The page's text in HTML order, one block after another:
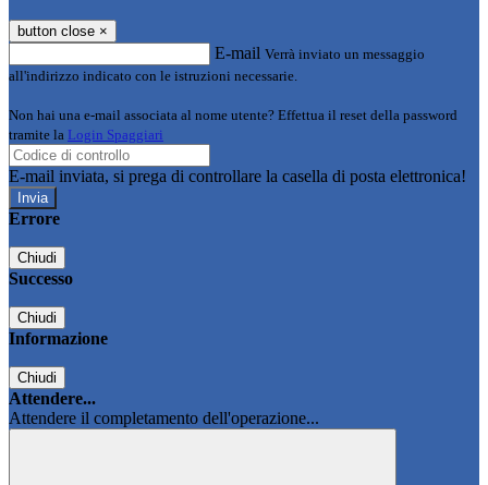
button close ×
E-mail Verrà inviato un messaggio
all'indirizzo indicato con le istruzioni necessarie.
Non hai una e-mail associata al nome utente? Effettua il reset della password
tramite la Login Spaggiari
E-mail inviata, si prega di controllare la casella di posta elettronica!
Errore
Chiudi
Successo
Chiudi
Informazione
Chiudi
Attendere...
Attendere il completamento dell'operazione...